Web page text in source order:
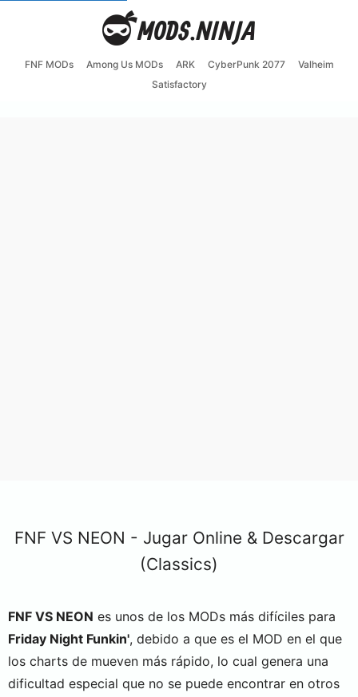
FNF MODs Among Us MODs ARK CyberPunk 2077
Valheim
Satisfactory
FNF VS NEON - Jugar Online & Descargar
(Classics)
FNF VS NEON es unos de los MODs más difíciles para
Friday Night Funkin', debido a que es el MOD en el que
los charts de mueven más rápido, lo cual genera una
dificultad especial que no se puede encontrar en otros